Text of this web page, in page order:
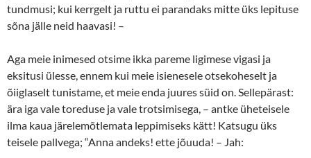
tundmusi; kui kerrgelt ja ruttu ei parandaks mitte üks lepituse
sõna jälle neid haavasi! –
Aga meie inimesed otsime ikka pareme ligimese vigasi ja
eksitusi ülesse, ennem kui meie isienesele otsekoheselt ja
õiiglaselt tunistame, et meie enda juures süid on. Sellepärast:
ära iga vale toreduse ja vale trotsimisega, – antke üheteisele
ilma kaua järelemõtlemata leppimiseks kätt! Katsugu üks
teisele pallvega; “Anna andeks! ette jõuuda! – Jah: